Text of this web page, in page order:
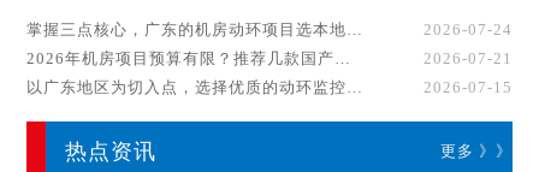
掌握三点核心，广东的机房动环项目选本地厂家事半功倍！
2026-07-24
2026年机房项目预算有限？推荐几款国产动环监控系统品牌
2026-07-21
以广东地区为切入点，选择优质的动环监控系统厂家
2026-07-15
热点资讯 更多 》》